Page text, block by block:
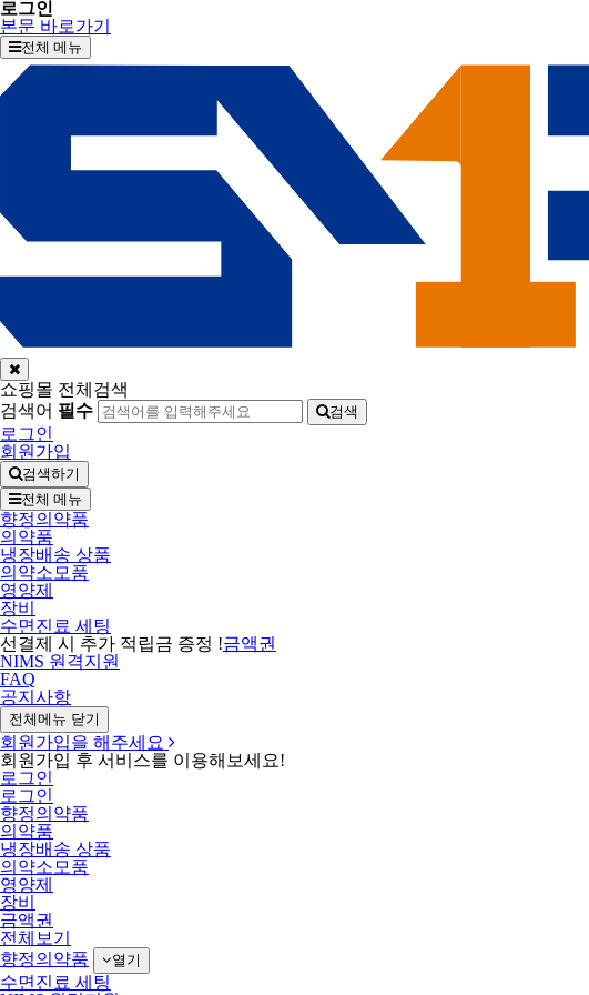
로그인
본문 바로가기
전체 메뉴
쇼핑몰 전체검색
검색어 필수 검색
로그인
회원가입
검색하기
전체 메뉴
향정의약품
의약품
냉장배송 상품
의약소모품
영양제
장비
수면진료 세팅
선결제 시 추가 적립금 증정 !금액권
NIMS 원격지원
FAQ
공지사항
전체메뉴 닫기
회원가입을 해주세요
회원가입 후 서비스를 이용해보세요!
로그인
로그인
향정의약품
의약품
냉장배송 상품
의약소모품
영양제
장비
금액권
전체보기
향정의약품
열기
수면진료 세팅